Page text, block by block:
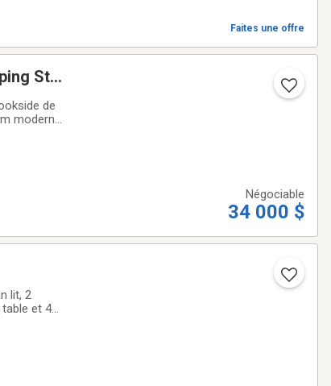
Faites une offre
St-
moderne
Négociable
34 000 $
lit, 2
et 4